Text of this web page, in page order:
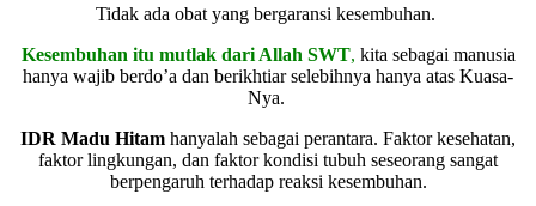
Tidak ada obat yang bergaransi kesembuhan.
Kesembuhan itu mutlak dari Allah SWT, kita sebagai manusia
hanya wajib berdo’a dan berikhtiar selebihnya hanya atas Kuasa-
Nya.
IDR Madu Hitam hanyalah sebagai perantara. Faktor kesehatan,
faktor lingkungan, dan faktor kondisi tubuh seseorang sangat
berpengaruh terhadap reaksi kesembuhan.